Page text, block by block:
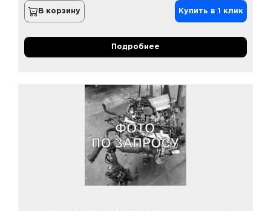
В корзину Купить в 1 клик
Подробнее